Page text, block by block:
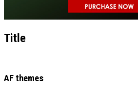
Title
AF themes